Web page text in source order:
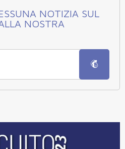
NOTIZIA SUL
NOSTRA